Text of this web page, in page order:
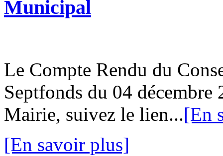
Municipal
Le Compte Rendu du
Septfonds du 04
Mairie, suivez le lien...[En
[En savoir plus]